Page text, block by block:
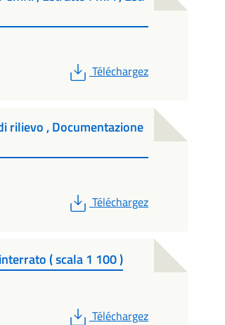
PDF
Téléchargez
rilievo , Documentazione
PDF
Téléchargez
( scala 1 100 )
PDF
Téléchargez